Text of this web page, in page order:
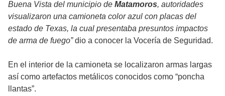
Buena Vista del municipio de Matamoros, autoridades
visualizaron una camioneta color azul con placas del
estado de Texas, la cual presentaba presuntos impactos
de arma de fuego”dio a conocer la Vocería de Seguridad.
En el interior de la camioneta se localizaron armas largas
así como artefactos metálicos conocidos como “poncha
llantas”.